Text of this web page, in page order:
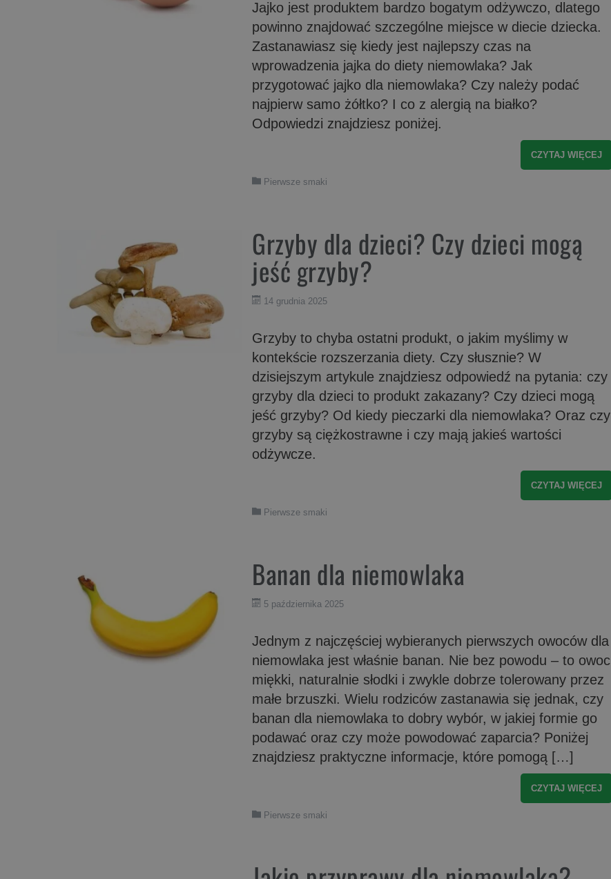
Jajko jest produktem bardzo bogatym odżywczo, dlatego
powinno znajdować szczególne miejsce w diecie dziecka.
Zastanawiasz się kiedy jest najlepszy czas na
wprowadzenia jajka do diety niemowlaka? Jak
przygotować jajko dla niemowlaka? Czy należy podać
najpierw samo żółtko? I co z alergią na białko?
Odpowiedzi znajdziesz poniżej.
CZYTAJ WIĘCEJ
Pierwsze smaki
Grzyby dla dzieci? Czy dzieci mogą
jeść grzyby?
14 grudnia 2025
Grzyby to chyba ostatni produkt, o jakim myślimy w
kontekście rozszerzania diety. Czy słusznie? W
dzisiejszym artykule znajdziesz odpowiedź na pytania: czy
grzyby dla dzieci to produkt zakazany? Czy dzieci mogą
jeść grzyby? Od kiedy pieczarki dla niemowlaka? Oraz czy
grzyby są ciężkostrawne i czy mają jakieś wartości
odżywcze.
CZYTAJ WIĘCEJ
Pierwsze smaki
Banan dla niemowlaka
5 października 2025
Jednym z najczęściej wybieranych pierwszych owoców dla
niemowlaka jest właśnie banan. Nie bez powodu – to owoc
miękki, naturalnie słodki i zwykle dobrze tolerowany przez
małe brzuszki. Wielu rodziców zastanawia się jednak, czy
banan dla niemowlaka to dobry wybór, w jakiej formie go
podawać oraz czy może powodować zaparcia? Poniżej
znajdziesz praktyczne informacje, które pomogą […]
CZYTAJ WIĘCEJ
Pierwsze smaki